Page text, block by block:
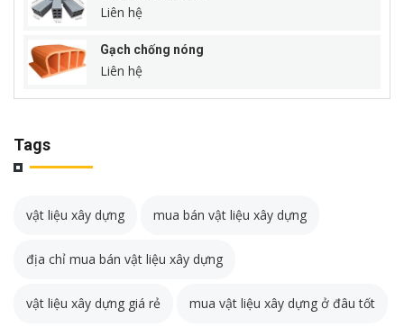
Liên hệ
Gạch chống nóng
Liên hệ
Tags
vật liệu xây dựng mua bán vật liệu xây dựng
địa chỉ mua bán vật liệu xây dựng
vật liệu xây dựng giá rẻ mua vật liệu xây dựng ở đâu tốt